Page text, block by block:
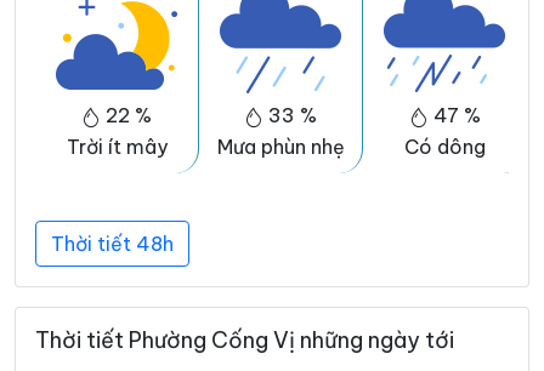
22 %
Trời ít mây
33 %
Mưa phùn nhẹ
47 %
Có dông
Thời tiết 48h
Thời tiết Phường Cống Vị những ngày tới